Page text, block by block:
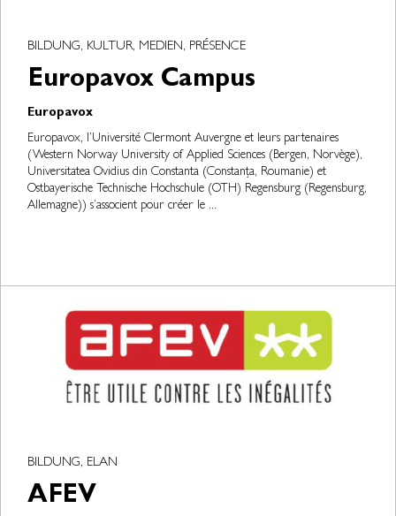
BILDUNG, KULTUR, MEDIEN, PRÉSENCE
Europavox Campus
Europavox
Europavox, l’Université Clermont Auvergne et leurs partenaires
(Western Norway University of Applied Sciences (Bergen, Norvège),
Universitatea Ovidius din Constanta (Constanța, Roumanie) et
Ostbayerische Technische Hochschule (OTH) Regensburg (Regensburg,
Allemagne)) s’associent pour créer le ...
BILDUNG, ELAN
AFEV